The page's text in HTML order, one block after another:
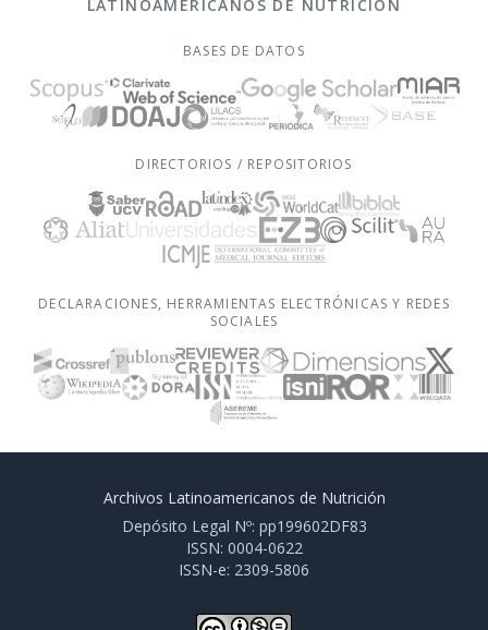
LATINOAMERICANOS DE NUTRICIÓN
BASES DE DATOS
DIRECTORIOS / REPOSITORIOS
DECLARACIONES, HERRAMIENTAS ELECTRÓNICAS Y REDES
SOCIALES
Archivos Latinoamericanos de Nutrición
Depósito Legal Nº: pp199602DF83
ISSN: 0004-0622
ISSN-e: 2309-5806